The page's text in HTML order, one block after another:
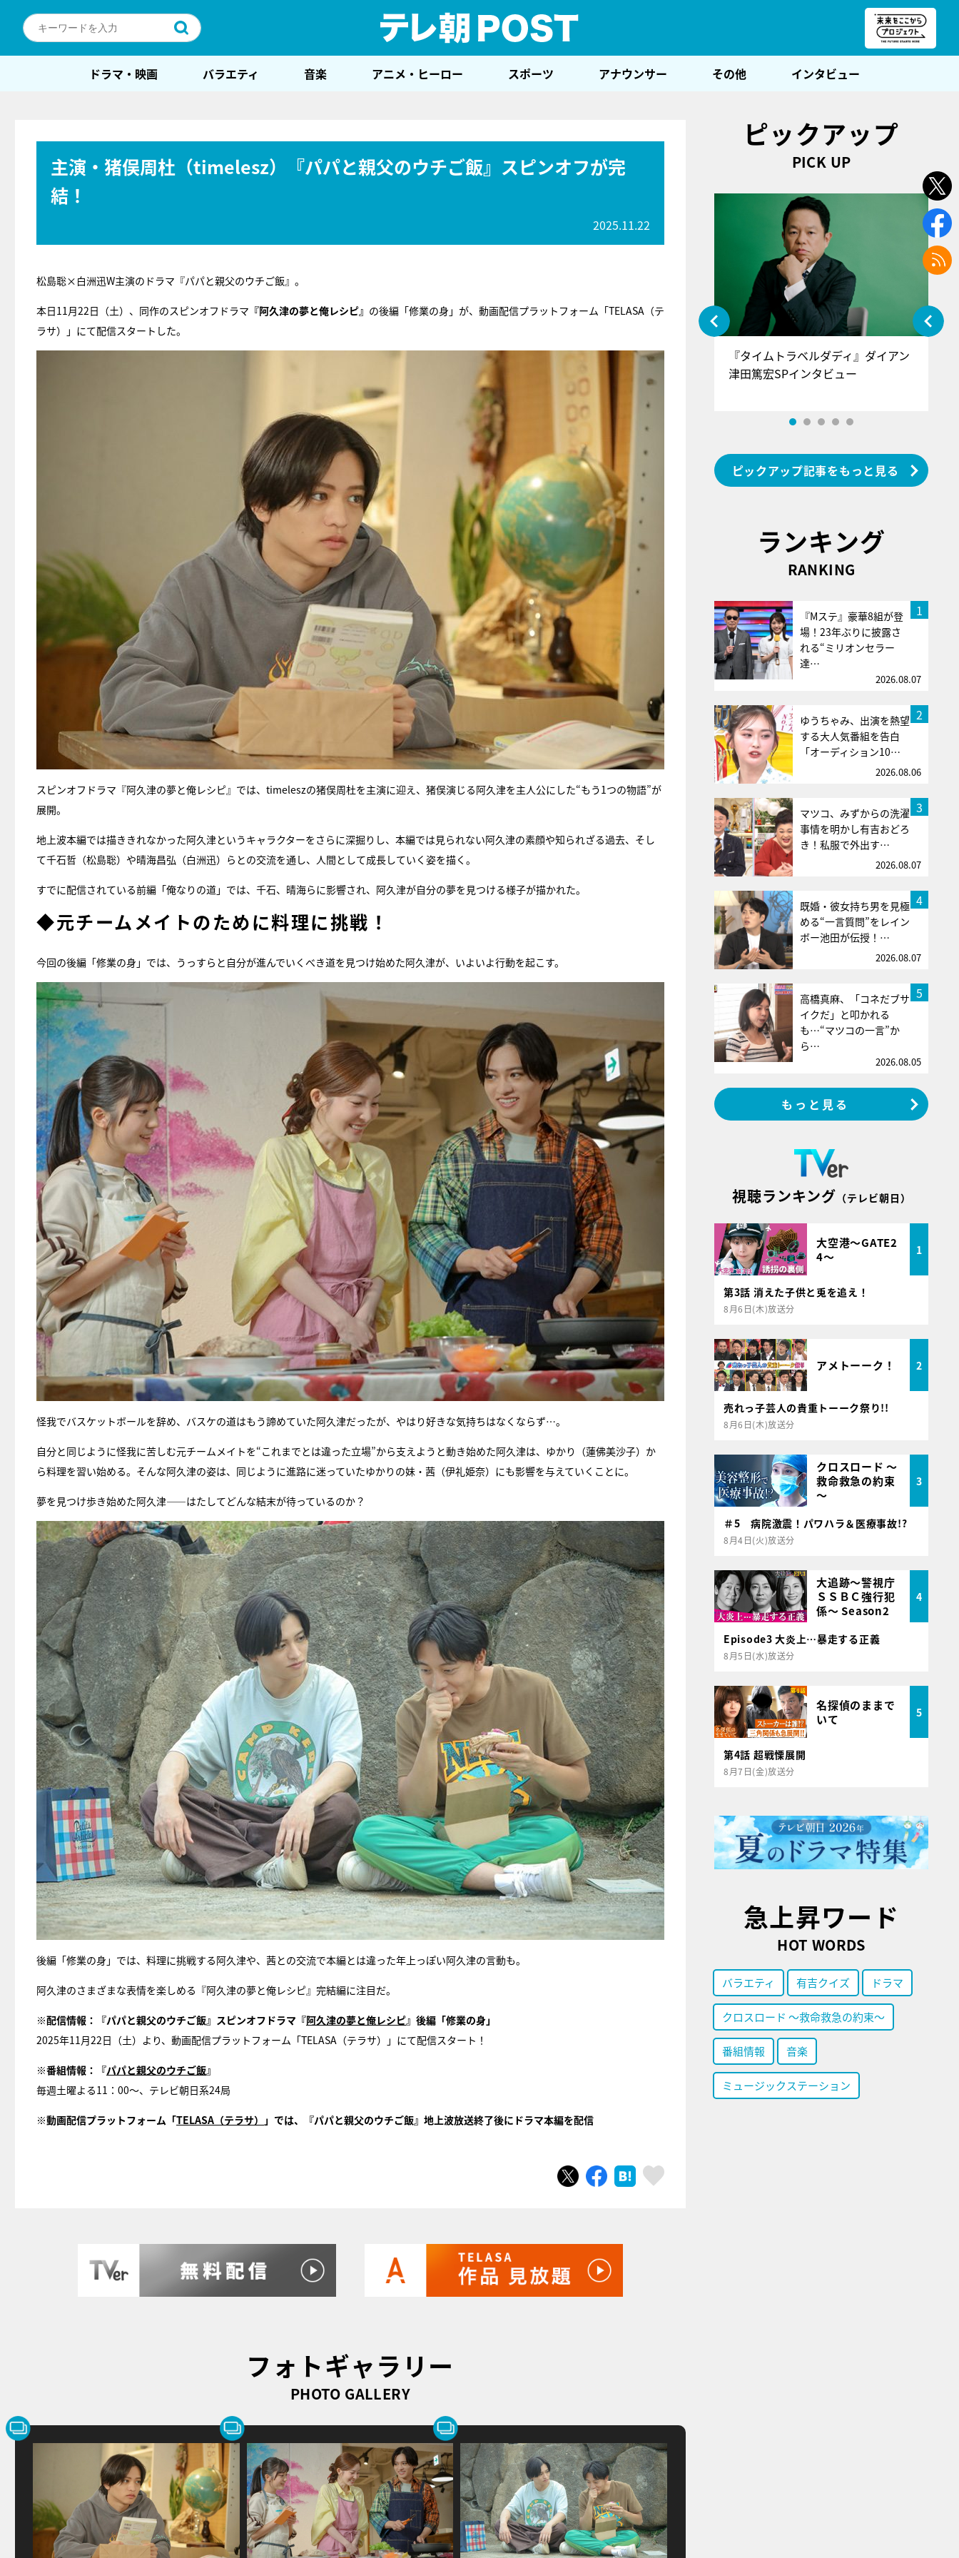
ドラマ・映画 バラエティ 音楽 アニメ・ヒーロー スポーツ アナウンサー その他 インタビュー
主演・猪俣周杜（timelesz）『パパと親父のウチご飯』スピンオフが完
結！
2025.11.22
松島聡×白洲迅W主演のドラマ『パパと親父のウチご飯』。
本日11月22日（土）、同作のスピンオフドラマ 『阿久津の夢と俺レシピ』 の後編「修業の身」が、動画配信プラットフォーム「TELASA（テ
ラサ）」にて配信スタートした。
スピンオフドラマ『阿久津の夢と俺レシピ』では、timeleszの猪俣周杜を主演に迎え、猪俣演じる阿久津を主人公にした“もう1つの物語”が
展開。
地上波本編では描ききれなかった阿久津というキャラクターをさらに深掘りし、本編では見られない阿久津の素顔や知られざる過去、そし
て千石哲（松島聡）や晴海昌弘（白洲迅）らとの交流を通し、人間として成長していく姿を描く。
すでに配信されている前編「俺なりの道」では、千石、晴海らに影響され、阿久津が自分の夢を見つける様子が描かれた。
◆元チームメイトのために料理に挑戦！
今回の後編「修業の身」では、うっすらと自分が進んでいくべき道を見つけ始めた阿久津が、いよいよ行動を起こす。
怪我でバスケットボールを辞め、バスケの道はもう諦めていた阿久津だったが、やはり好きな気持ちはなくならず…。
自分と同じように怪我に苦しむ元チームメイトを“これまでとは違った立場”から支えようと動き始めた阿久津は、ゆかり（蓮佛美沙子）か
ら料理を習い始める。そんな阿久津の姿は、同じように進路に迷っていたゆかりの妹・茜（伊礼姫奈）にも影響を与えていくことに。
夢を見つけ歩き始めた阿久津――はたしてどんな結末が待っているのか？
後編「修業の身」では、料理に挑戦する阿久津や、茜との交流で本編とは違った年上っぽい阿久津の言動も。
阿久津のさまざまな表情を楽しめる『阿久津の夢と俺レシピ』完結編に注目だ。
※配信情報：『パパと親父のウチご飯』スピンオフドラマ『阿久津の夢と俺レシピ』後編「修業の身」
2025年11月22日（土）より、動画配信プラットフォーム「TELASA（テラサ）」にて配信スタート！
※番組情報：『パパと親父のウチご飯』
毎週土曜よる11：00～、テレビ朝日系24局
※動画配信プラットフォーム「TELASA（テラサ） 」では、『パパと親父のウチご飯』地上波放送終了後にドラマ本編を配信
ツイートシェア はてブ
フォトギャラリー
PHOTO GALLERY
ピックアップ
PICK UP
『アイ＝ラブ！げーみんぐ』＝LOV
E齋藤樹愛羅＆佐々木舞香SPインタ
『タイムトラベルダディ』ダイアン
津田篤宏SPインタビュー
ピックアップ記事をもっと見る
ランキング
RANKING
1
『Mステ』豪華8組が登
場！23年ぶりに披露さ
れる“ミリオンセラー
達…
2026.08.07
2
ゆうちゃみ、出演を熱望
する大人気番組を告白
「オーディション10…
2026.08.06
3
マツコ、みずからの洗濯
事情を明かし有吉おどろ
き！私服で外出す…
2026.08.07
4
既婚・彼女持ち男を見極
める“一言質問”をレイン
ボー池田が伝授！…
2026.08.07
5
高橋真麻、「コネだブサ
イクだ」と叩かれる
も…“マツコの一言”か
ら…
2026.08.05
もっと見る
視聴ランキング （テレビ朝日）
大空港～GATE2
4～
1
第3話 消えた子供と兎を追え！
8月6日(木)放送分
アメトーーク！ 2
売れっ子芸人の貴重トーーク祭り!!
8月6日(木)放送分
クロスロード ～
救命救急の約束
～
3
＃5 病院激震！パワハラ＆医療事故!?
8月4日(火)放送分
大追跡～警視庁
ＳＳＢＣ強行犯
係～ Season2
4
Episode3 大炎上…暴走する正義
8月5日(水)放送分
名探偵のままで
いて
5
第4話 超戦慄展開
8月7日(金)放送分
急上昇ワード
HOT WORDS
バラエティ 有吉クイズ ドラマ
クロスロード ～救命救急の約束～
番組情報 音楽
ミュージックステーション